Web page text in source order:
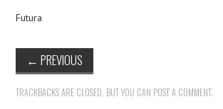
Futura
← PREVIOUS
TRACKBACKS ARE CLOSED, BUT YOU CAN POST A COMMENT.